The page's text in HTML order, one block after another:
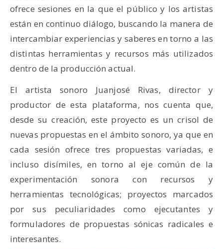
ofrece sesiones en la que el público y los artistas
están en continuo diálogo, buscando la manera de
intercambiar experiencias y saberes en torno a las
distintas herramientas y recursos más utilizados
dentro de la producción actual.
El artista sonoro Juanjosé Rivas, director y
productor de esta plataforma, nos cuenta que,
desde su creación, este proyecto es un crisol de
nuevas propuestas en el ámbito sonoro, ya que en
cada sesión ofrece tres propuestas variadas, e
incluso disímiles, en torno al eje común de la
experimentación sonora con recursos y
herramientas tecnológicas; proyectos marcados
por sus peculiaridades como ejecutantes y
formuladores de propuestas sónicas radicales e
interesantes.